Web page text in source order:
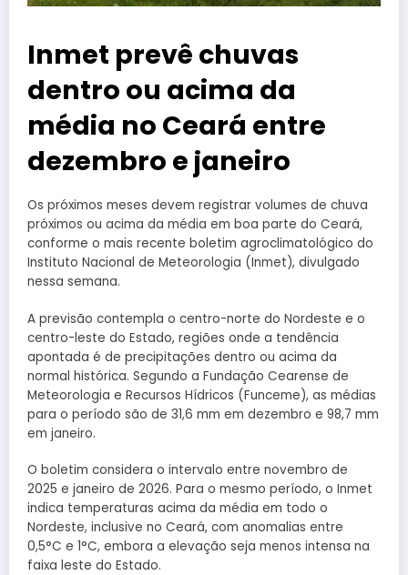
Inmet prevê chuvas
dentro ou acima da
média no Ceará entre
dezembro e janeiro
Os próximos meses devem registrar volumes de chuva
próximos ou acima da média em boa parte do Ceará,
conforme o mais recente boletim agroclimatológico do
Instituto Nacional de Meteorologia (Inmet), divulgado
nessa semana.
A previsão contempla o centro-norte do Nordeste e o
centro-leste do Estado, regiões onde a tendência
apontada é de precipitações dentro ou acima da
normal histórica. Segundo a Fundação Cearense de
Meteorologia e Recursos Hídricos (Funceme), as médias
para o período são de 31,6 mm em dezembro e 98,7 mm
em janeiro.
O boletim considera o intervalo entre novembro de
2025 e janeiro de 2026. Para o mesmo período, o Inmet
indica temperaturas acima da média em todo o
Nordeste, inclusive no Ceará, com anomalias entre
0,5°C e 1°C, embora a elevação seja menos intensa na
faixa leste do Estado.